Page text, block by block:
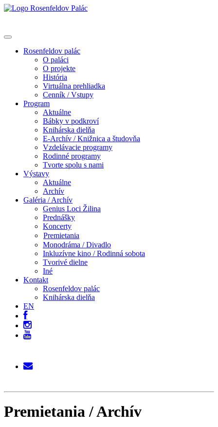
Rosenfeldov palác
O paláci
O projekte
História
Virtuálna prehliadka
Cenník / Vstupy
Program
Aktuálne
Bábky v podkroví
Knihárska dielňa
E-Archív / Knižnica a študovňa
Vzdelávacie programy
Rodinné programy
Tvorte spolu s nami
Výstavy
Aktuálne
Archív
Galéria / Archív
Genius Loci Žilina
Prednášky
Koncerty
Premietania
Monodráma / Divadlo
Inkluzívne kino / Rodinná sobota
Tvorivé dielne
Iné
Kontakt
Rosenfeldov palác
Knihárska dielňa
EN
Premietania / Archív